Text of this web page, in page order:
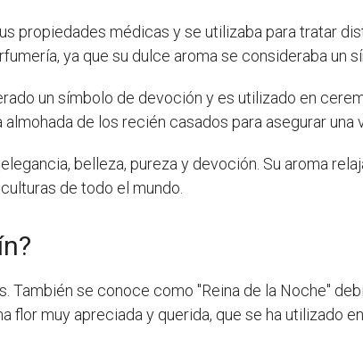
propiedades médicas y se utilizaba para tratar
ya que su dulce aroma se consideraba un
un símbolo de devoción y es utilizado en
de los recién casados para asegurar una
belleza, pureza y devoción. Su aroma
de todo el mundo.
También se conoce como "Reina de la Noche"
flor muy apreciada y querida, que se ha utilizado